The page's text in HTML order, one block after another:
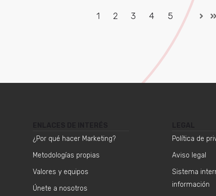
1 2 3 4 5
¿Por qué hacer Marketing?
Metodologías propias
Valores y equipos
Únete a nosotros
Política de
Aviso legal
Sistema
información